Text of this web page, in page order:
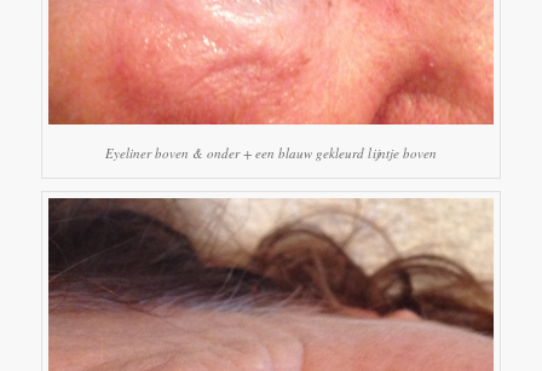
Eyeliner boven & onder + een blauw gekleurd lijntje boven